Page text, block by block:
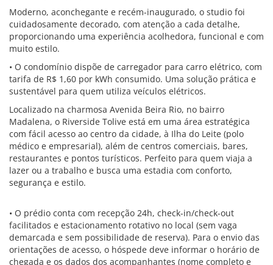
Moderno, aconchegante e recém-inaugurado, o studio foi
cuidadosamente decorado, com atenção a cada detalhe,
proporcionando uma experiência acolhedora, funcional e com
muito estilo.
• O condomínio dispõe de carregador para carro elétrico, com
tarifa de R$ 1,60 por kWh consumido. Uma solução prática e
sustentável para quem utiliza veículos elétricos.
Localizado na charmosa Avenida Beira Rio, no bairro
Madalena, o Riverside Tolive está em uma área estratégica
com fácil acesso ao centro da cidade, à Ilha do Leite (polo
médico e empresarial), além de centros comerciais, bares,
restaurantes e pontos turísticos. Perfeito para quem viaja a
lazer ou a trabalho e busca uma estadia com conforto,
segurança e estilo.
• O prédio conta com recepção 24h, check-in/check-out
facilitados e estacionamento rotativo no local (sem vaga
demarcada e sem possibilidade de reserva). Para o envio das
orientações de acesso, o hóspede deve informar o horário de
chegada e os dados dos acompanhantes (nome completo e